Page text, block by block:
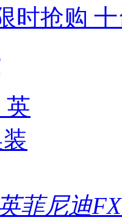
时抢购
菲尼迪